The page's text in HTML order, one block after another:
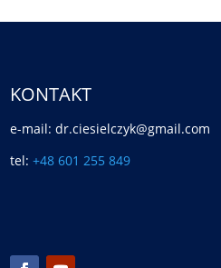
KONTAKT
e-mail: dr.ciesielczyk@gmail.com
tel:+48 601 255 849